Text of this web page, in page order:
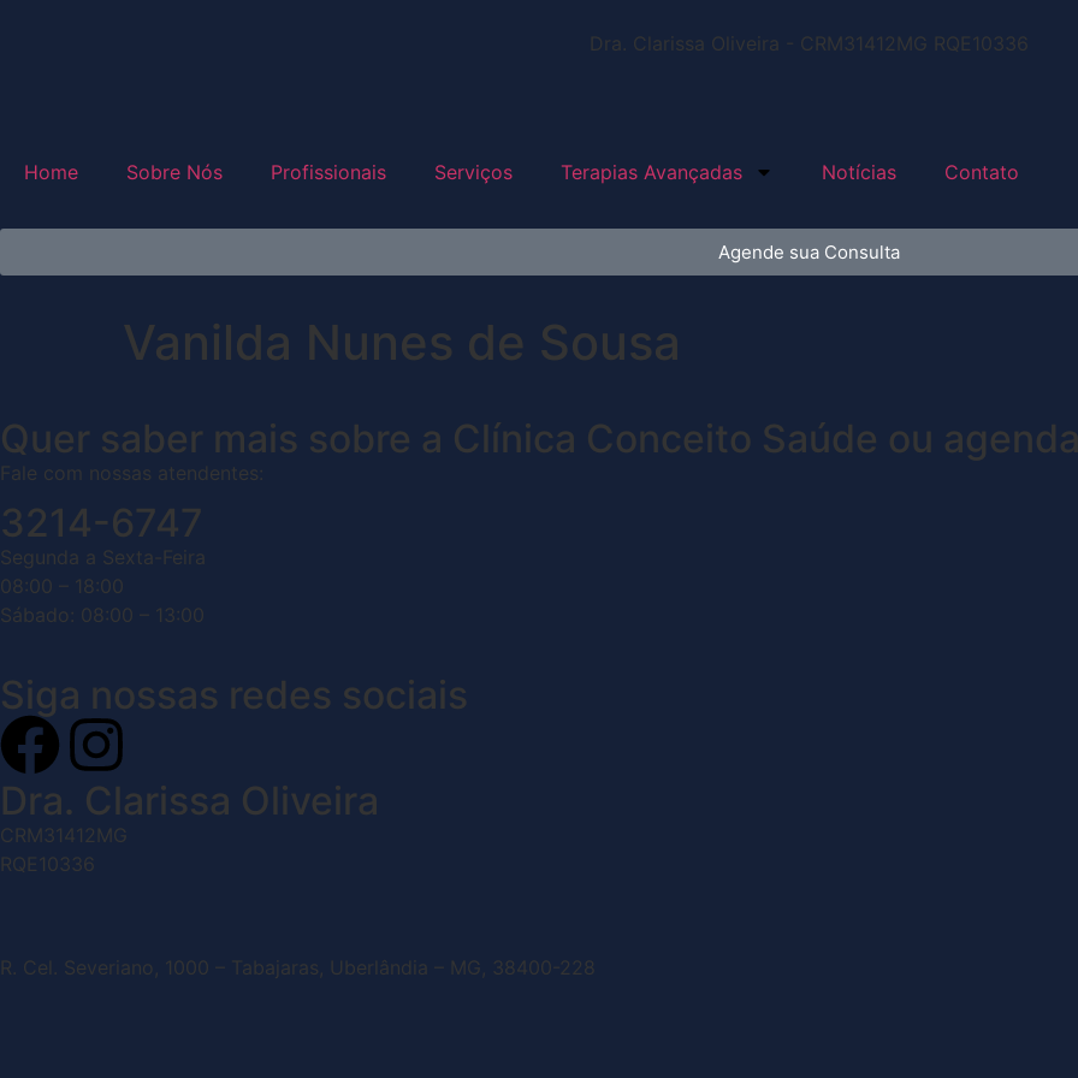
Dra. Clarissa Oliveira - CRM31412MG RQE10336
Home Sobre Nós Profissionais Serviços Terapias Avançadas Notícias Contato
Agende sua Consulta
Vanilda Nunes de Sousa
Quer saber mais sobre a Clínica Conceito Saúde ou
Fale com nossas atendentes:
3214-6747
Segunda a Sexta-Feira
08:00 – 18:00
Sábado: 08:00 – 13:00
Siga nossas redes sociais
Dra. Clarissa Oliveira
CRM31412MG
RQE10336
R. Cel. Severiano, 1000 – Tabajaras, Uberlândia – MG, 38400-228